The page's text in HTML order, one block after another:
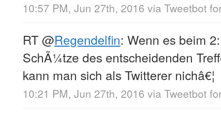
10:57 PM, Jun 27th, 2016 via Tweetbot
RT@Regendelfin: Wenn es beim
SchÃ¼tze des entscheidenden
kann man sich als Twitterer nichâ€¦
10:21 PM, Jun 27th, 2016 via Tweetbot